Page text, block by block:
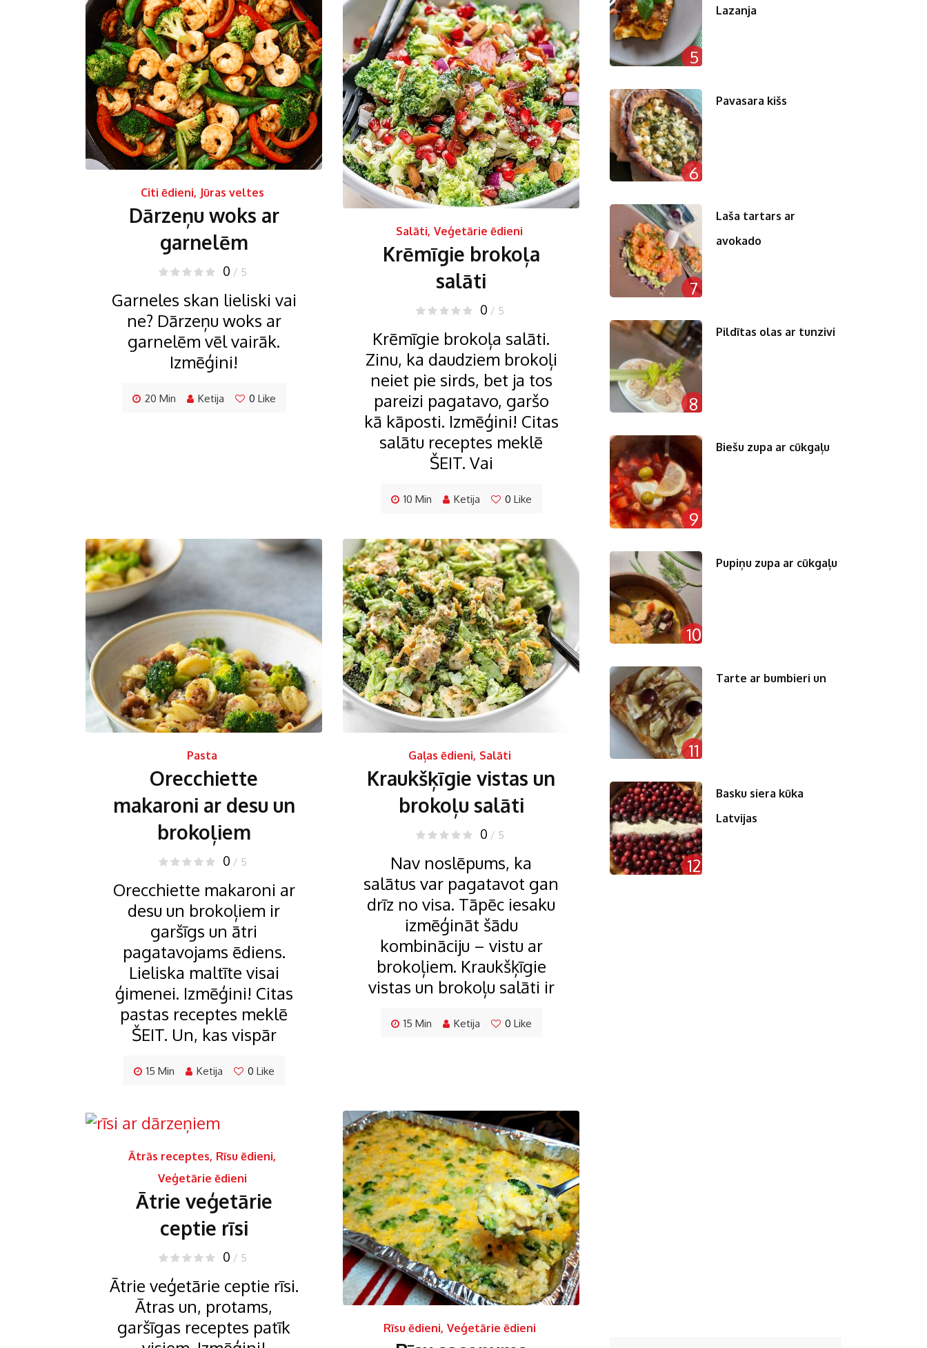
Citi ēdieni, Jūras veltes
Dārzeņu woks ar
garnelēm
0 / 5
Garneles skan lieliski vai
ne? Dārzeņu woks ar
garnelēm vēl vairāk.
Izmēģini!
20 Min Ketija 0 Like
Salāti, Veģetārie ēdieni
Krēmīgie brokoļa
salāti
0 / 5
Krēmīgie brokoļa salāti.
Zinu, ka daudziem brokoļi
neiet pie sirds, bet ja tos
pareizi pagatavo, garšo
kā kāposti. Izmēģini! Citas
salātu receptes meklē
ŠEIT. Vai
10 Min Ketija 0 Like
Pasta
Orecchiette
makaroni ar desu un
brokoļiem
0 / 5
Orecchiette makaroni ar
desu un brokoļiem ir
garšīgs un ātri
pagatavojams ēdiens.
Lieliska maltīte visai
ģimenei. Izmēģini! Citas
pastas receptes meklē
ŠEIT. Un, kas vispār
15 Min Ketija 0 Like
Gaļas ēdieni, Salāti
Kraukšķīgie vistas un
brokoļu salāti
0 / 5
Nav noslēpums, ka
salātus var pagatavot gan
drīz no visa. Tāpēc iesaku
izmēģināt šādu
kombināciju – vistu ar
brokoļiem. Kraukšķīgie
vistas un brokoļu salāti ir
15 Min Ketija 0 Like
Ātrās receptes, Rīsu ēdieni,
Veģetārie ēdieni
Ātrie veģetārie
ceptie rīsi
0 / 5
Ātrie veģetārie ceptie rīsi.
Ātras un, protams,
garšīgas receptes patīk
Rīsu ēdieni, Veģetārie ēdieni
5
Lazanja
6
Pavasara kišs
7
Laša tartars ar
avokado
8
Pildītas olas ar tunzivi
9
Biešu zupa ar cūkgaļu
10
Pupiņu zupa ar cūkgaļu
11
Tarte ar bumbieri un
12
Basku siera kūka
Latvijas